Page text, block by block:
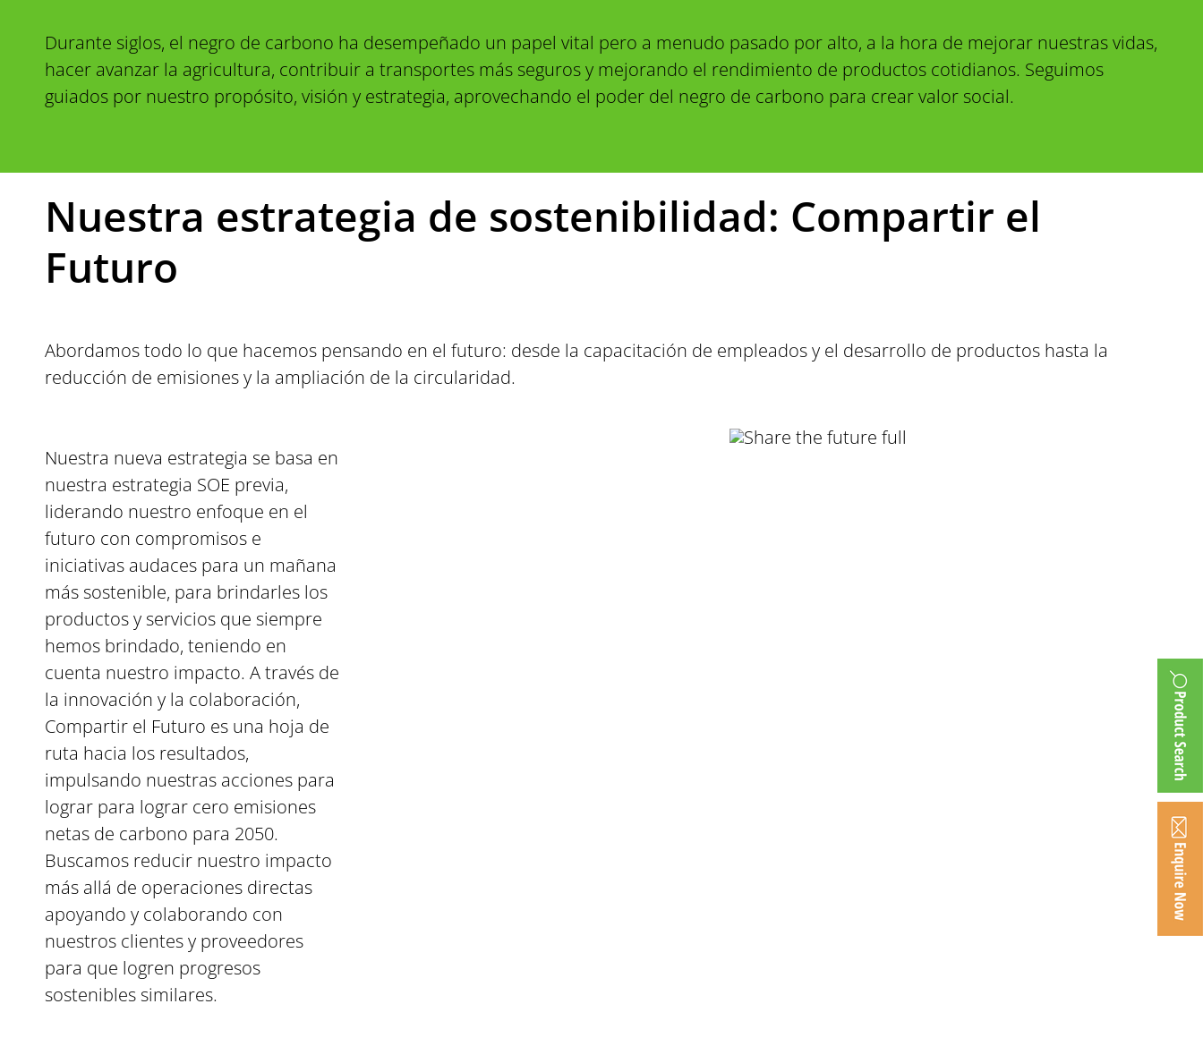
Durante siglos, el negro de carbono ha desempeñado un papel vital pero a menudo pasado por alto, a la hora de mejorar nuestras vidas,
hacer avanzar la agricultura, contribuir a transportes más seguros y mejorando el rendimiento de productos cotidianos. Seguimos
guiados por nuestro propósito, visión y estrategia, aprovechando el poder del negro de carbono para crear valor social.
Nuestra estrategia de sostenibilidad: Compartir el
Futuro
Abordamos todo lo que hacemos pensando en el futuro: desde la capacitación de empleados y el desarrollo de productos hasta la
reducción de emisiones y la ampliación de la circularidad.
Nuestra nueva estrategia se basa en
nuestra estrategia SOE previa,
liderando nuestro enfoque en el
futuro con compromisos e
iniciativas audaces para un mañana
más sostenible, para brindarles los
productos y servicios que siempre
hemos brindado, teniendo en
cuenta nuestro impacto. A través de
la innovación y la colaboración,
Compartir el Futuro es una hoja de
ruta hacia los resultados,
impulsando nuestras acciones para
lograr para lograr cero emisiones
netas de carbono para 2050.
Buscamos reducir nuestro impacto
más allá de operaciones directas
apoyando y colaborando con
nuestros clientes y proveedores
para que logren progresos
sostenibles similares.